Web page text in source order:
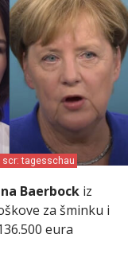
scr: tagesschau
Baerbockiz
za šminku i
eura